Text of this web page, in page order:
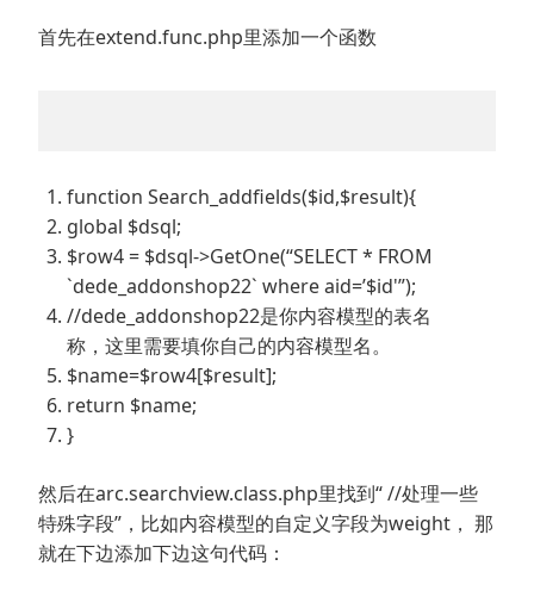
首先在extend.func.php里添加一个函数
function Search_addfields($id,$result){
global $dsql;
$row4 = $dsql->GetOne(“SELECT * FROM
`dede_addonshop22` where aid=’$id'”);
//dede_addonshop22是你内容模型的表名
称，这里需要填你自己的内容模型名。
$name=$row4[$result];
return $name;
}
然后在arc.searchview.class.php里找到“ //处理一些
特殊字段”，比如内容模型的自定义字段为weight， 那
就在下边添加下边这句代码：